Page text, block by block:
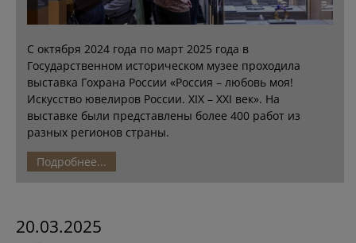
С октября 2024 года по март 2025 года в
Государственном историческом музее проходила
выставка Гохрана России «Россия – любовь моя!
Искусство ювелиров России. XIX – XXI век». На
выставке были представлены более 400 работ из
разных регионов страны.
Подробнее...
20.03.2025